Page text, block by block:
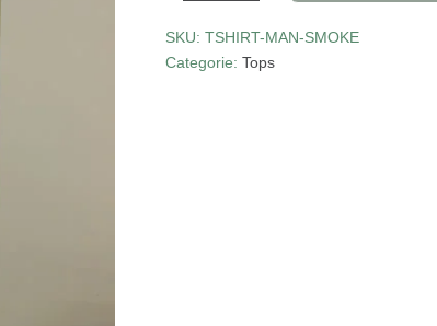
SKU:TSHIRT-MAN-SMOKE
Categorie:Tops